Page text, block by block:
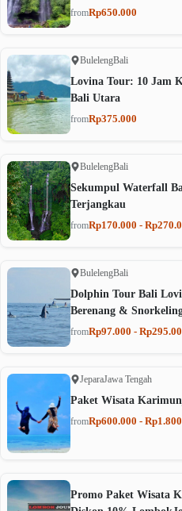
fromRp650.000
BulelengBali
Lovina Tour: 10 Jam
Bali Utara
fromRp375.000
BulelengBali
Sekumpul Waterfall
Terjangkau
fromRp170.000 -
BulelengBali
Dolphin Tour Bali
Berenang &
fromRp97.000 -
JeparaJawa Tengah
Paket Wisata
fromRp600.000 -
Promo Paket Wisata